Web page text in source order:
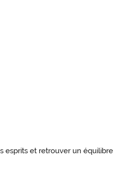
esprits et retrouver un équilibre